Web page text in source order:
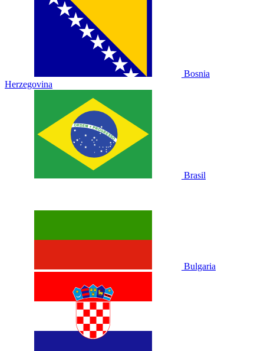
Bosnia
Herzegovina
Brasil
Bulgaria